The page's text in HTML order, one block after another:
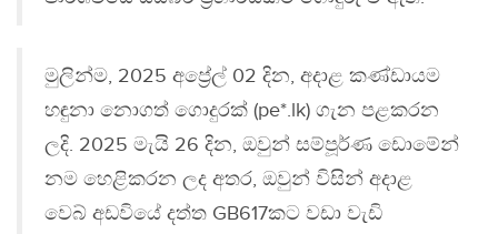
මුලින්ම, 2025 අප්‍රේල් 02 දින, අදාළ කණ්ඩායම
හඳුනා නොගත් ගොදුරක් (pe*.lk) ගැන පළකරන
ලදි. 2025 මැයි 26 දින, ඔවුන් සම්පූර්ණ ඩොමේන්
නම හෙළිකරන ලද අතර, ඔවුන් විසින් අදාළ
වෙබ් අඩවියේ දත්ත GB617කට වඩා වැඩි